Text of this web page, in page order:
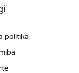
politika